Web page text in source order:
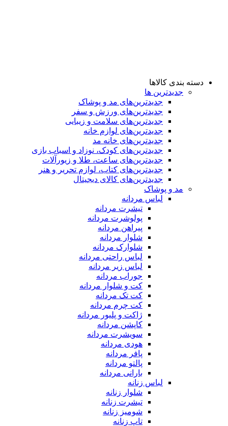
دسته بندی کالاها
جدیدترین ها
جدید‌ترین‌های مد و پوشاک
جدید‌ترین‌های ورزش و سفر
جدید‌ترین‌های سلامت و زیبایی
جدید‌ترین‌های لوازم خانه
جدیدترین‌های خانه مد
جدید‌ترین‌های کودک، نوزاد و اسباب بازی
جدید‌ترین‌های ساعت، طلا و زیورآلات
جدید‌ترین‌های کتاب، لوازم تحریر و هنر
جدید‌ترین‌های کالای دیجیتال
مد و پوشاک
لباس مردانه
تیشرت مردانه
پولوشرت مردانه
پیراهن مردانه
شلوار مردانه
شلوارک مردانه
لباس راحتی مردانه
لباس زیر مردانه
جوراب مردانه
کت و شلوار مردانه
کت تک مردانه
کت چرم مردانه
ژاکت و پلیور مردانه
کاپشن مردانه
سویشرت مردانه
هودی مردانه
پافر مردانه
پالتو مردانه
بارانی مردانه
لباس زنانه
شلوار زنانه
تیشرت زنانه
شومیز زنانه
تاپ زنانه